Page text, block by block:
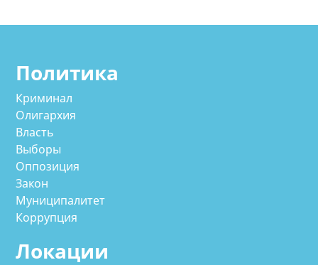
Политика
Криминал
Олигархия
Власть
Выборы
Оппозиция
Закон
Муниципалитет
Коррупция
Локации